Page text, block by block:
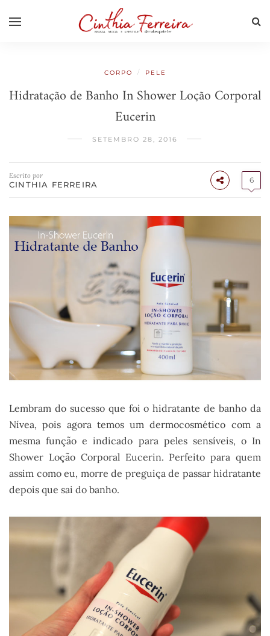
CORPO / PELE
Hidratação de Banho In Shower Loção Corporal
Eucerin
SETEMBRO 28, 2016
Escrito por
CINTHIA FERREIRA 6
Lembram do sucesso que foi o hidratante de banho da
Nívea, pois agora temos um dermocosmético com a
mesma função e indicado para peles sensíveis, o In
Shower Loção Corporal Eucerin. Perfeito para quem
assim como eu, morre de preguiça de passar hidratante
depois que sai do banho.